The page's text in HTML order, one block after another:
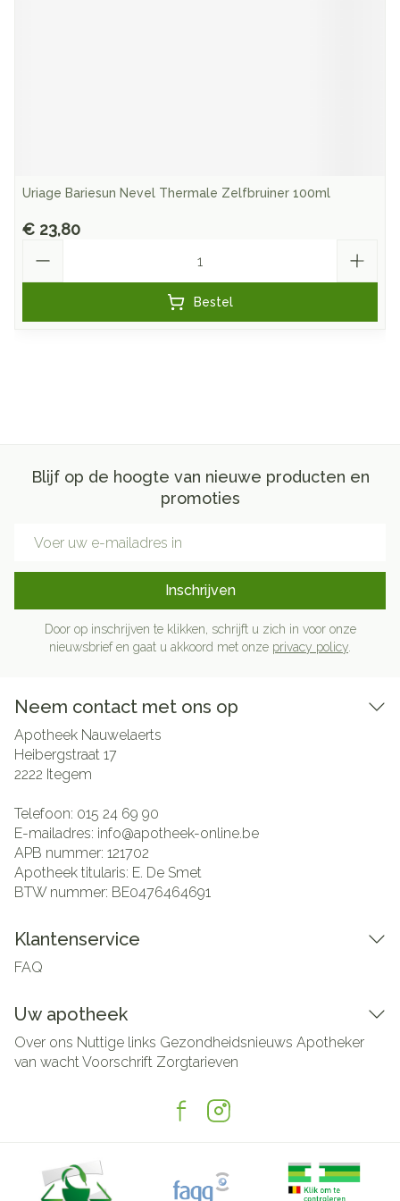
Uriage Bariesun Nevel Thermale Zelfbruiner 100ml
€ 23,80
Bestel
Blijf op de hoogte van nieuwe producten en
promoties
Inschrijven
Door op inschrijven te klikken, schrijft u zich in voor onze
nieuwsbrief en gaat u akkoord met onze privacy policy
Neem contact met ons op
Apotheek Nauwelaerts
Heibergstraat 17
2222 Itegem
Telefoon: 015 24 69 90
E-mailadres: info@apotheek-online.be
APB nummer: 121702
Apotheek titularis: E. De Smet
BTW nummer: BE0476464691
Klantenservice
FAQ
Uw apotheek
Over ons Nuttige links Gezondheidsnieuws Apotheker
van wachtVoorschrift Zorgtarieven